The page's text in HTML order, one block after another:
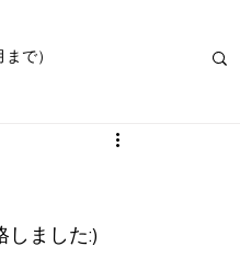
で）
：プログラミング etc
遊び
しました:)